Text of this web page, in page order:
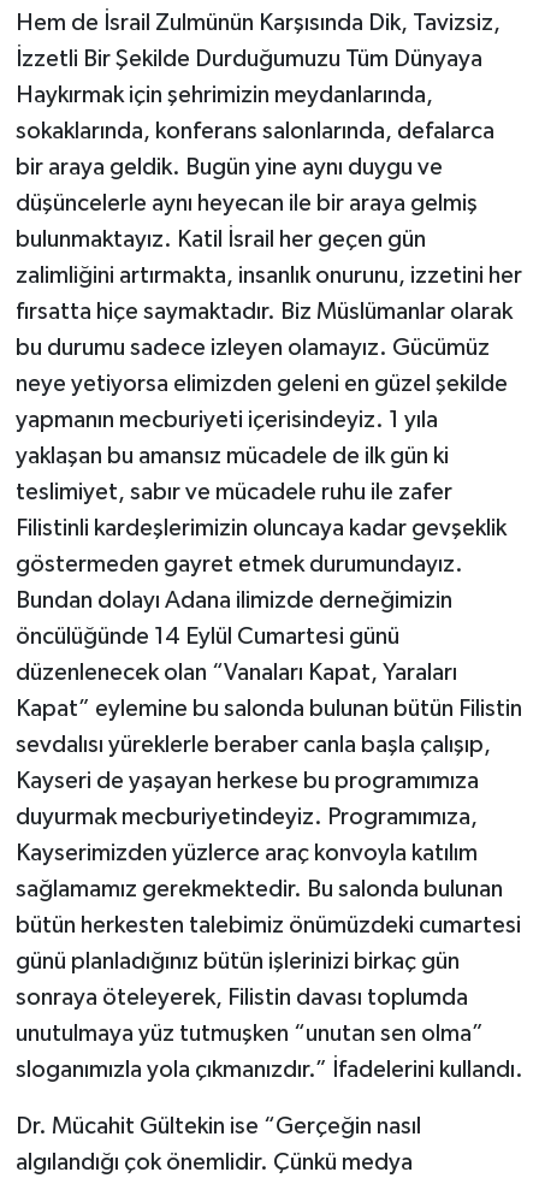
Hem de İsrail Zulmünün Karşısında Dik, Tavizsiz,
İzzetli Bir Şekilde Durduğumuzu Tüm Dünyaya
Haykırmak için şehrimizin meydanlarında,
sokaklarında, konferans salonlarında, defalarca
bir araya geldik. Bugün yine aynı duygu ve
düşüncelerle aynı heyecan ile bir araya gelmiş
bulunmaktayız. Katil İsrail her geçen gün
zalimliğini artırmakta, insanlık onurunu, izzetini her
fırsatta hiçe saymaktadır. Biz Müslümanlar olarak
bu durumu sadece izleyen olamayız. Gücümüz
neye yetiyorsa elimizden geleni en güzel şekilde
yapmanın mecburiyeti içerisindeyiz. 1 yıla
yaklaşan bu amansız mücadele de ilk gün ki
teslimiyet, sabır ve mücadele ruhu ile zafer
Filistinli kardeşlerimizin oluncaya kadar gevşeklik
göstermeden gayret etmek durumundayız.
Bundan dolayı Adana ilimizde derneğimizin
öncülüğünde 14 Eylül Cumartesi günü
düzenlenecek olan “Vanaları Kapat, Yaraları
Kapat” eylemine bu salonda bulunan bütün Filistin
sevdalısı yüreklerle beraber canla başla çalışıp,
Kayseri de yaşayan herkese bu programımıza
duyurmak mecburiyetindeyiz. Programımıza,
Kayserimizden yüzlerce araç konvoyla katılım
sağlamamız gerekmektedir. Bu salonda bulunan
bütün herkesten talebimiz önümüzdeki cumartesi
günü planladığınız bütün işlerinizi birkaç gün
sonraya öteleyerek, Filistin davası toplumda
unutulmaya yüz tutmuşken “unutan sen olma”
sloganımızla yola çıkmanızdır.” İfadelerini kullandı.
Dr. Mücahit Gültekin ise “Gerçeğin nasıl
algılandığı çok önemlidir. Çünkü medya